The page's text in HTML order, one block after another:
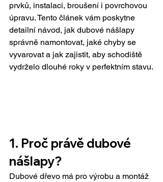
prvků, instalaci, broušení i povrchovou
úpravu. Tento článek vám poskytne
detailní návod, jak dubové nášlapy
správně namontovat, jaké chyby se
vyvarovat a jak zajistit, aby schodiště
vydrželo dlouhé roky v perfektním stavu.
1. Proč právě dubové
nášlapy?
Dubové dřevo má pro výrobu a montáž